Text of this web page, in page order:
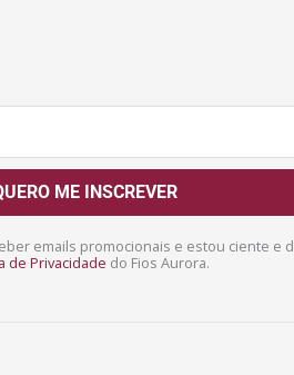
ME INSCREVER
emails promocionais e estou ciente e
de Privacidade do Fios Aurora.